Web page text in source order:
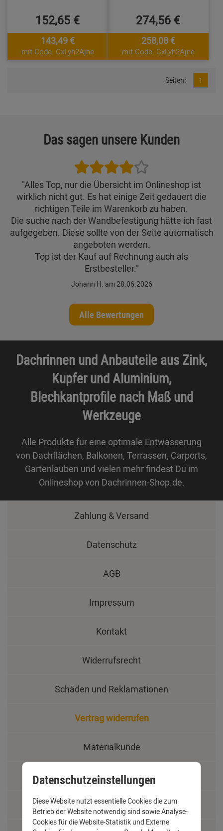
152,65 €
143,49 €
mit Code: CxLyh2Ajne
274,56 €
258,08 €
mit Code: CxLyh2Ajne
Seiten: 1
Das sagen unsere Kunden
"Alles Top, nur die Übersicht im Onlineshop ist
wirklich nicht gut. Es hat einige Zeit gedauert die
richtigen Teile im Warenkorb zu haben.
Die suche nach der Wandbefestigung hätte ich fast
aufgegeben. Diese sollte von der Seite automatisch
angeboten werden.
Top ist der Kauf auf Rechnung auch als
Erstbesteller."
Johann H. am 28.06.2026
Alle Bewertungen
Dachrinnen und Anbauteile aus Zink,
Kupfer und Aluminium,
Blechkantprofile nach Maß und
Werkzeuge
Alle Produkte für eine optimale Entwässerung
von Dachflächen, Balkonen, Terrassen, Carports,
Gartenlauben und vielen mehr findest Du im
Onlineshop von Dachrinnen-Shop.de.
Zahlung & Versand
Datenschutz
AGB
Impressum
Kontakt
Widerrufsrecht
Schäden und Reklamationen
Vertrag widerrufen
Materialkunde
Fachbegriffe
Jobs
Datenschutzeinstellungen
Diese Website nutzt essentielle Cookies die zum
Betrieb der Website notwendig sind sowie Analyse-
Cookies für die Website-Statistik und Externe